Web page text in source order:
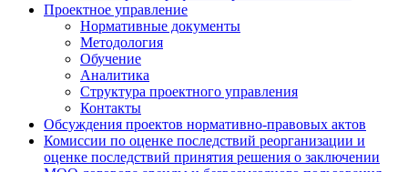
Проектное управление
Нормативные документы
Методология
Обучение
Аналитика
Структура проектного управления
Контакты
Обсуждения проектов нормативно-правовых актов
Комиссии по оценке последствий реорганизации и
оценке последствий принятия решения о заключении